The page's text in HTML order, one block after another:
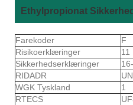
Ethylpropionat
Farekoder
F
Risikoerklæringer
11
Sikkerhedserklæringer
RIDADR
WGK Tyskland
1
RTECS